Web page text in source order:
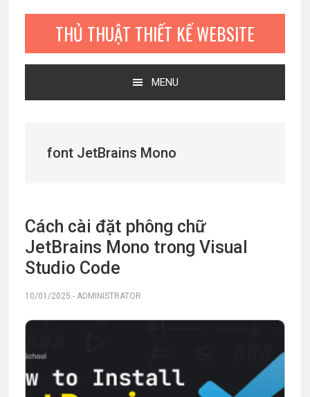
THỦ THUẬT THIẾT KẾ WEBSITE
MENU
font JetBrains Mono
Cách cài đặt phông chữ
JetBrains Mono trong Visual
Studio Code
10/01/2025 - ADMINISTRATOR